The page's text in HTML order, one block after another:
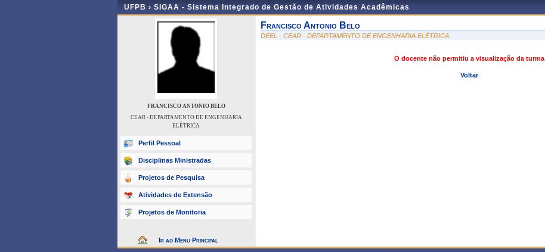
UFPB › SIGAA - Sistema Integrado de Gestão de Atividades Acadêmicas
FRANCISCO ANTONIO BELO
CEAR - DEPARTAMENTO DE ENGENHARIA
ELÉTRICA
Perfil Pessoal
Disciplinas Ministradas
Projetos de Pesquisa
Atividades de Extensão
Projetos de Monitoria
Ir ao Menu Principal
Francisco Antonio Belo
DEEL - CEAR - DEPARTAMENTO DE ENGENHARIA ELÉTRICA
O docente não permitiu a visualização da turma
Voltar